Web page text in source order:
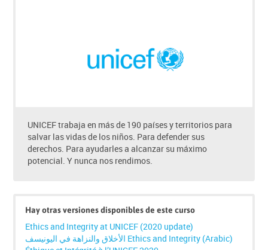
UNICEF trabaja en más de 190 países y territorios para
salvar las vidas de los niños. Para defender sus
derechos. Para ayudarles a alcanzar su máximo
potencial. Y nunca nos rendimos.
Hay otras versiones disponibles de este curso
Ethics and Integrity at UNICEF (2020 update)
الأخلاق والنزاهة في اليونيسف Ethics and Integrity (Arabic)